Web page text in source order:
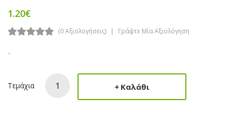
1.20€
(0 Αξιολογήσεις) Γράψτε Μία Αξιολόγηση
..
Τεμάχια Καλάθι